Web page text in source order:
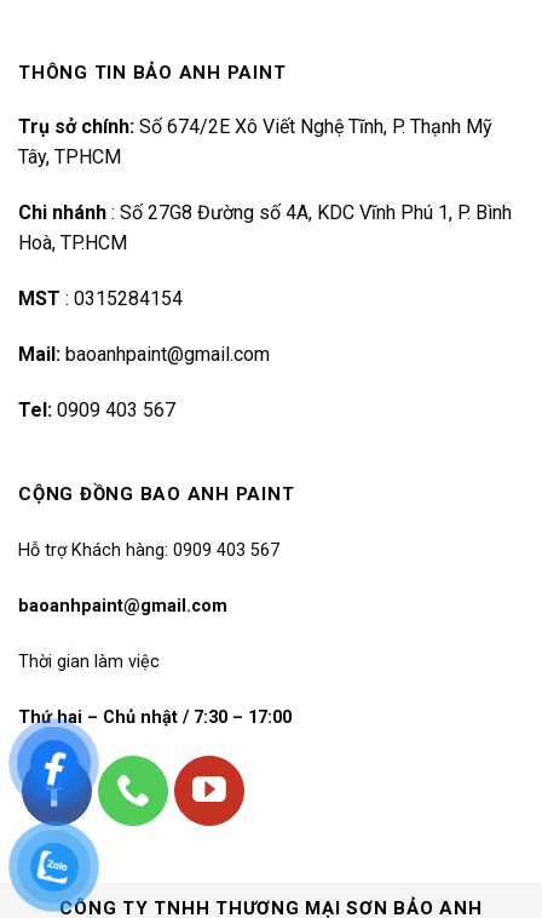
THÔNG TIN BẢO ANH PAINT
Trụ sở chính: Số 674/2E Xô Viết Nghệ Tĩnh, P. Thạnh Mỹ
Tây, TPHCM
Chi nhánh : Số 27G8 Đường số 4A, KDC Vĩnh Phú 1, P. Bình
Hoà, TP.HCM
MST : 0315284154
Mail: baoanhpaint@gmail.com
Tel: 0909 403 567
CỘNG ĐỒNG BAO ANH PAINT
Hỗ trợ Khách hàng: 0909 403 567
baoanhpaint@gmail.com
Thời gian làm việc
Thứ hai – Chủ nhật / 7:30 – 17:00
CÔNG TY TNHH THƯƠNG MẠI SƠN BẢO ANH